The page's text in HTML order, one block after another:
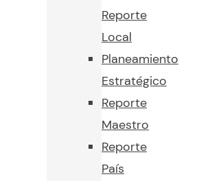
Reporte
Local
Planeamiento
Estratégico
Reporte
Maestro
Reporte
País